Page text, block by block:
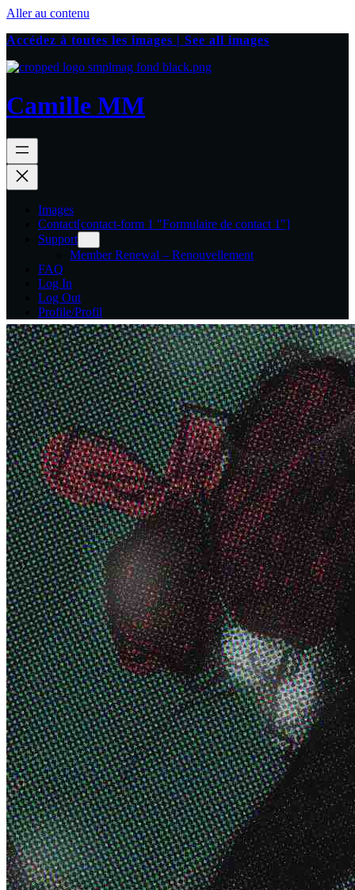
Aller au contenu
Accédez à toutes les images | See all images
Camille MM
Images
Contact[contact-form 1 "Formulaire de contact 1"]
Support
Member Renewal – Renouvellement
FAQ
Log In
Log Out
Profile/Profil